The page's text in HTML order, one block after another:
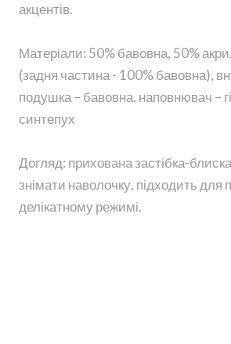
акцентів.
Матеріали: 50% бавовна, 50%
(задня частина - 100% бавовна),
подушка – бавовна, наповнювач –
синтепух
Догляд: прихована застібка-
знімати наволочку, підходить для
делікатному режимі.